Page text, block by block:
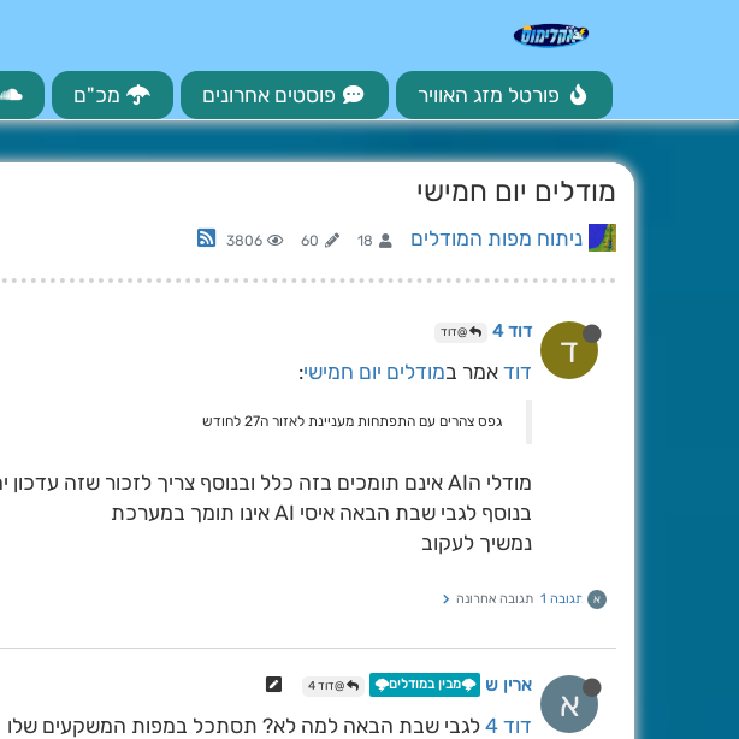
פורטל מזג האוויר פוסטים אחרונים מכ"ם
מודלים יום חמישי
ניתוח מפות המודלים 18
60
3806
ד דוד 4 @דוד
דוד אמר במודלים יום חמישי:
גפס צהרים עם התפתחות מעניינת לאזור ה27 לחודש
מודלי הAI אינם תומכים בזה כלל ובנוסף צריך לזכור שזה עדכון יחיד ועוד של גפס צהרים
בנוסף לגבי שבת הבאה איסי AI אינו תומך במערכת
נמשיך לעקוב
א תגובה 1 תגובה אחרונה
א ארין ש 🌩️מבין במודלים🌩️ @דוד 4
דוד 4
לגבי שבת הבאה למה לא? תסתכל במפות המשקעים שלו